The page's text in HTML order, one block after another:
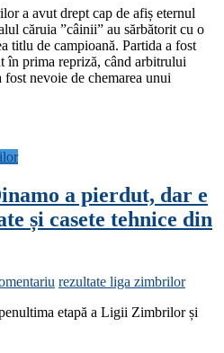
a avut drept cap de afiș eternul
căruia ”câinii” au sărbătorit cu o
titlu de campioană. Partida a fost
în prima repriză, când arbitrului
nevoie de chemarea unui
a pierdut, dar e
și casete tehnice din
rezultate liga zimbrilor
etapă a Ligii Zimbrilor și